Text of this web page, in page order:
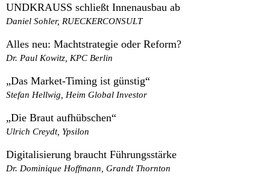
UNDKRAUSS schließt Innenausbau ab
Daniel Sohler, RUECKERCONSULT
Alles neu: Machtstrategie oder Reform?
Dr. Paul Kowitz, KPC Berlin
„Das Market-Timing ist günstig“
Stefan Hellwig, Heim Global Investor
„Die Braut aufhübschen“
Ulrich Creydt, Ypsilon
Digitalisierung braucht Führungsstärke
Dr. Dominique Hoffmann, Grandt Thornton